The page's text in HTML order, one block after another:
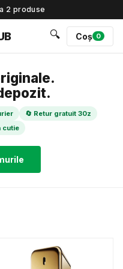
2 produse
🔍 Coș 0
🔄 Retur gratuit 30z
cutie